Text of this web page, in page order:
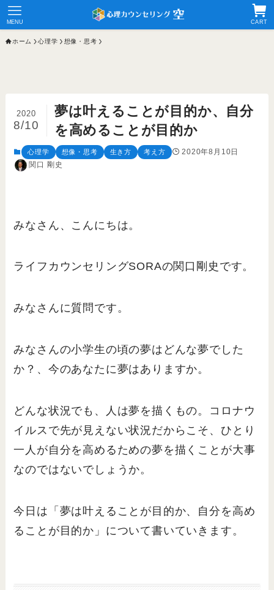
CART
MENU
ホーム 心理学 想像・思考
夢は叶えることが目的か、自分
を高めることが目的か
2020
8/10
心理学 想像・思考 生き方 考え方
2020年8月10日
関口 剛史
みなさん、こんにちは。
ライフカウンセリングSORAの関口剛史です。
みなさんに質問です。
みなさんの小学生の頃の夢はどんな夢でした
か？、今のあなたに夢はありますか。
どんな状況でも、人は夢を描くもの。コロナウ
イルスで先が見えない状況だからこそ、ひとり
一人が自分を高めるための夢を描くことが大事
なのではないでしょうか。
今日は「夢は叶えることが目的か、自分を高め
ることが目的か」について書いていきます。